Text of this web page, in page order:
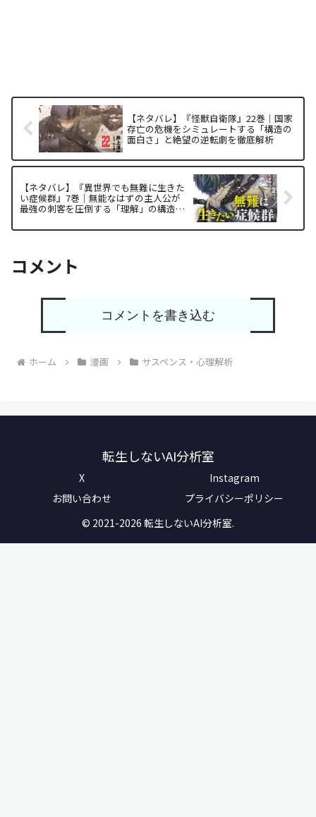
【ネタバレ】『怪獣自衛隊』22巻｜国家
存亡の危機をシミュレートする「構造の
面白さ」と絶望の逆転劇を徹底解析
【ネタバレ】『異世界でも無難に生きた
い症候群』7巻｜無能なはずの主人公が
最強の刺客を圧倒する「理解」の構造と
コメント
コメントを書き込む
ホーム 漫画 サスペンス・心理解析
転生しないAI分析室
X
Instagram
お問い合わせ
プライバシーポリシー
© 2021-2026 転生しないAI分析室.